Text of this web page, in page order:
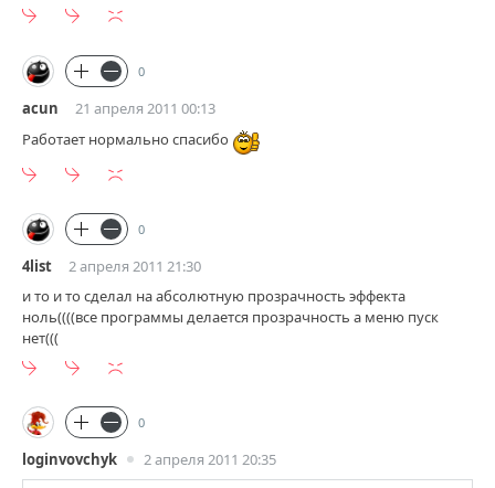
0
acun
21 апреля 2011 00:13
Работает нормально спасибо
0
4list
2 апреля 2011 21:30
и то и то сделал на абсолютную прозрачность эффекта
ноль((((все программы делается прозрачность а меню пуск
нет(((
0
loginvovchyk 2 апреля 2011 20:35